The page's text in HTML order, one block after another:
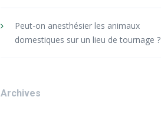
Peut-on anesthésier les animaux
domestiques sur un lieu de tournage ?
Archives